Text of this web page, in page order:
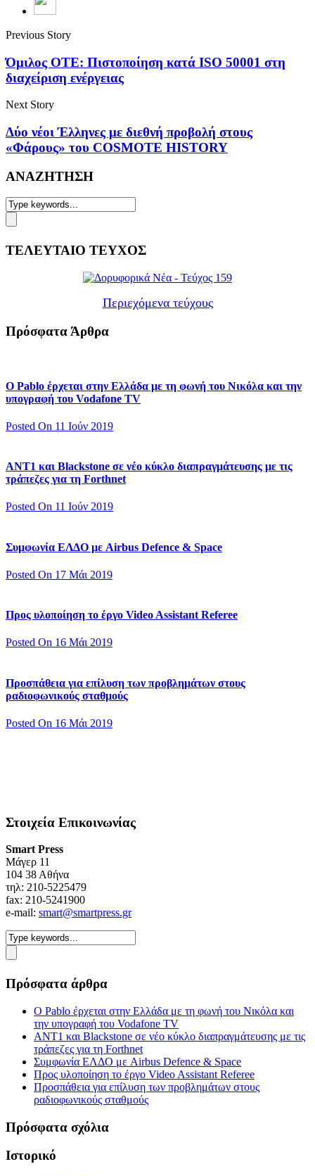
Previous Story
Όμιλος ΟΤΕ: Πιστοποίηση κατά ISO 50001 στη
διαχείριση ενέργειας
Next Story
Δύο νέοι Έλληνες με διεθνή προβολή στους
«Φάρους» του COSMOTE HISTORY
ΑΝΑΖΗΤΗΣΗ
ΤΕΛΕΥΤΑΙΟ ΤΕΥΧΟΣ
Περιεχόμενα τεύχους
Πρόσφατα Άρθρα
Ο Pablo έρχεται στην Ελλάδα με τη φωνή του Νικόλα και την
υπογραφή του Vodafone TV
Posted On 11 Ιούν 2019
ΑΝΤ1 και Blackstone σε νέο κύκλο διαπραγμάτευσης με τις
τράπεζες για τη Forthnet
Posted On 11 Ιούν 2019
Συμφωνία ΕΛΔΟ με Airbus Defence & Space
Posted On 17 Μάι 2019
Προς υλοποίηση το έργο Video Assistant Referee
Posted On 16 Μάι 2019
Προσπάθεια για επίλυση των προβλημάτων στους
ραδιοφωνικούς σταθμούς
Posted On 16 Μάι 2019
Στοιχεία Επικοινωνίας
Smart Press
Mάγερ 11
104 38 Αθήνα
τηλ: 210-5225479
fax: 210-5241900
e-mail: smart@smartpress.gr
Πρόσφατα άρθρα
Ο Pablo έρχεται στην Ελλάδα με τη φωνή του Νικόλα και
την υπογραφή του Vodafone TV
ΑΝΤ1 και Blackstone σε νέο κύκλο διαπραγμάτευσης με τις
τράπεζες για τη Forthnet
Συμφωνία ΕΛΔΟ με Airbus Defence & Space
Προς υλοποίηση το έργο Video Assistant Referee
Προσπάθεια για επίλυση των προβλημάτων στους
ραδιοφωνικούς σταθμούς
Πρόσφατα σχόλια
Ιστορικό